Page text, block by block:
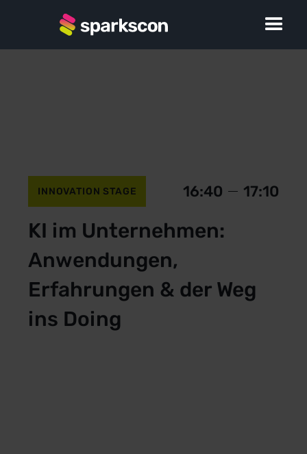
INNOVATION STAGE 16:40 17:10
KI im Unternehmen:
Anwendungen,
Erfahrungen & der Weg
ins Doing